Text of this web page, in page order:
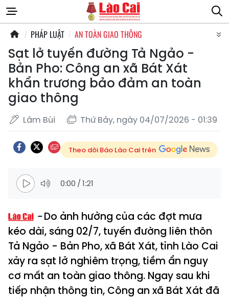
PHÁP LUẬT AN TOÀN GIAO THÔNG
Sạt lở tuyến đường Tả Ngảo -
Bản Pho: Công an xã Bát Xát
khẩn trương bảo đảm an toàn
giao thông
Lâm Bùi Thứ Bảy, ngày 04/07/2026 - 01:39
Theo dõi Báo Lào Cai trên
0:00 /1:21
Do ảnh hưởng của các đợt mưa
kéo dài, sáng 02/7, tuyến đường liên thôn
Tả Ngảo - Bản Pho, xã Bát Xát, tỉnh Lào Cai
xảy ra sạt lở nghiêm trọng, tiềm ẩn nguy
cơ mất an toàn giao thông. Ngay sau khi
tiếp nhận thông tin, Công an xã Bát Xát đã